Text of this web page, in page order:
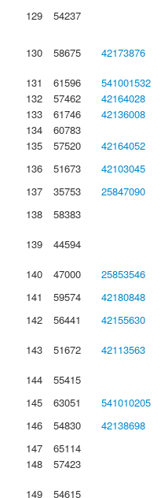
129
54237
130 58675 42173876
131
61596 541001532
132
57462 42164028
133
61746 42136008
134
60783
135
57520 42164052
136
51673 42103045
137
35753 25847090
138
58383
139
44594
140
47000 25853546
141
59574 42180848
142
56441 42155630
143
51672 42113563
144
55415
145
63051 541010205
146
54830 42138698
147
65114
148
57423
149
54615